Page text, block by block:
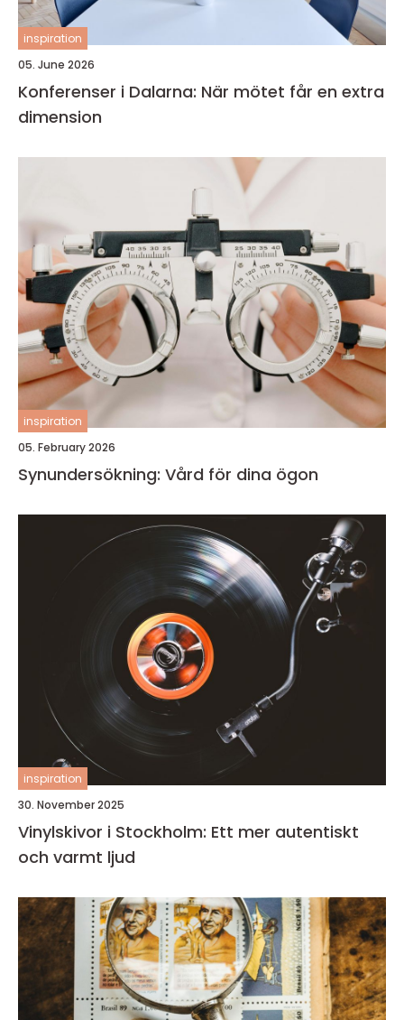
inspiration
05. June 2026
Konferenser i Dalarna: När mötet får en extra
dimension
inspiration
05. February 2026
Synundersökning: Vård för dina ögon
inspiration
30. November 2025
Vinylskivor i Stockholm: Ett mer autentiskt
och varmt ljud